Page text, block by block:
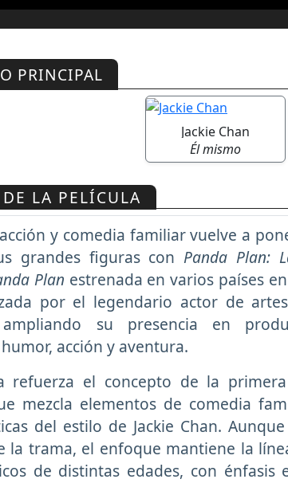
PRINCIPAL
Jackie Chan
Él mismo
LA PELÍCULA
y comedia familiar vuelve a
grandes figuras con Panda Plan:
Plan estrenada en varios países
por el legendario actor de
su presencia en
acción y aventura.
refuerza el concepto de la
mezcla elementos de comedia
del estilo de Jackie Chan.
la trama, el enfoque mantiene la
de distintas edades, con